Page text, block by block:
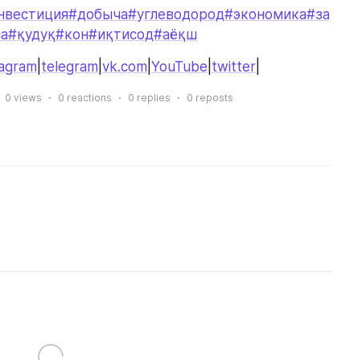
#добыча#углеводород#экономика#за
#қудуқ#кон#иқтисод#аёқш
telegram vk.com YouTube twitter
0 views 0 reactions 0 replies 0 reposts